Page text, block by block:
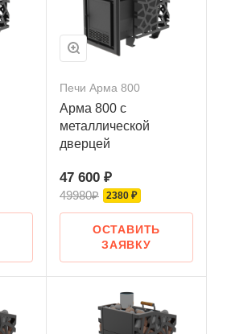
Печи Арма 800
Арма 800 с
металлической
дверцей
47 600 ₽
49980₽ 2380 ₽
ОСТАВИТЬ
ЗАЯВКУ